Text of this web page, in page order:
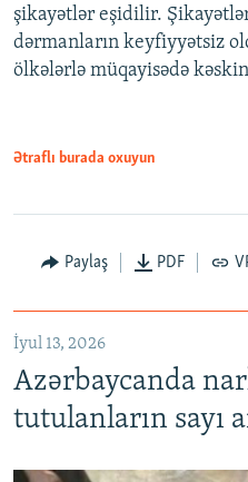
şikayətlər eşidilir.
dərmanların keyfiyyətsiz
ölkələrlə müqayisədə
Ətraflı burada oxuyun
Paylaş PDF
İyul 13, 2026
Azərbaycanda
tutulanların sayı